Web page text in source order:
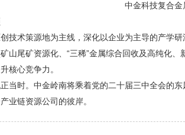
中金科技复合
技术策源地为主线，深化以企业为主导的产学
山尾矿资源化、“三稀”金属综合回收及高纯化
核心竞争力。
当时。中金岭南将乘着党的二十届三中全会的
业链资源公司的彼岸。